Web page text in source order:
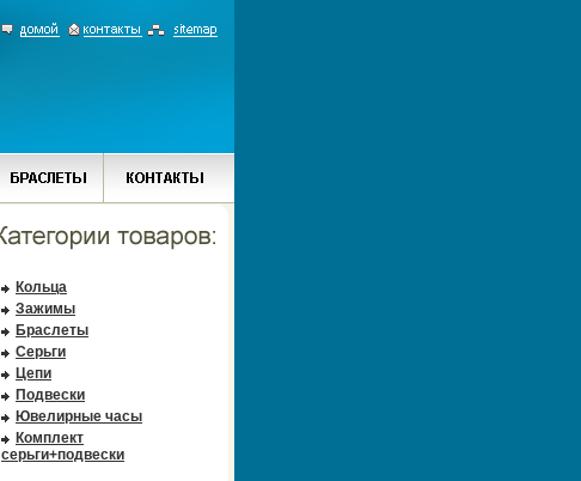
Кольца
Зажимы
Браслеты
Серьги
Цепи
Подвески
Ювелирные часы
Комплект
серьги+подвески